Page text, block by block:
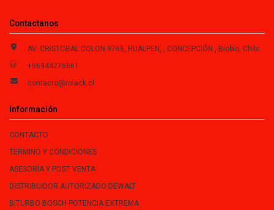
Contactanos
AV. CRISTOBAL COLON 9765, HUALPEN, , CONCEPCIÓN , Biobío, Chile
+56944276561
contacto@rolack.cl
Información
CONTACTO
TERMINO Y CONDICIONES
ASESORÍA Y POST VENTA
DISTRIBUIDOR AUTORIZADO DEWALT
BITURBO BOSCH POTENCIA EXTREMA